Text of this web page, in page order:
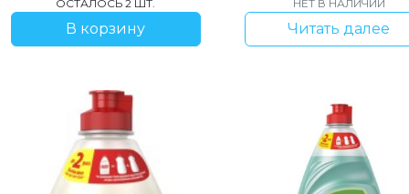
ОСТАЛОСЬ 2 ШТ.
В корзину
НЕТ В НАЛИЧИИ
Читать далее